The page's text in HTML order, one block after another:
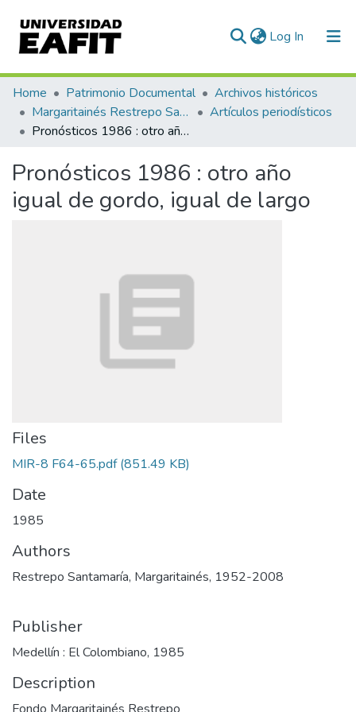
Log In (current)
Communities & Collections
All of DSpace
Home Patrimonio Documental
Archivos históricos
Margaritainés Restrepo Santamaría
Artículos periodísticos
Pronósticos 1986 : otro año igual de gordo, igual de largo
Pronósticos 1986 : otro año
igual de gordo, igual de largo
Files
MIR-8 F64-65.pdf(851.49 KB)
Date
1985
Authors
Restrepo Santamaría, Margaritainés, 1952-2008
Publisher
Medellín : El Colombiano, 1985
Description